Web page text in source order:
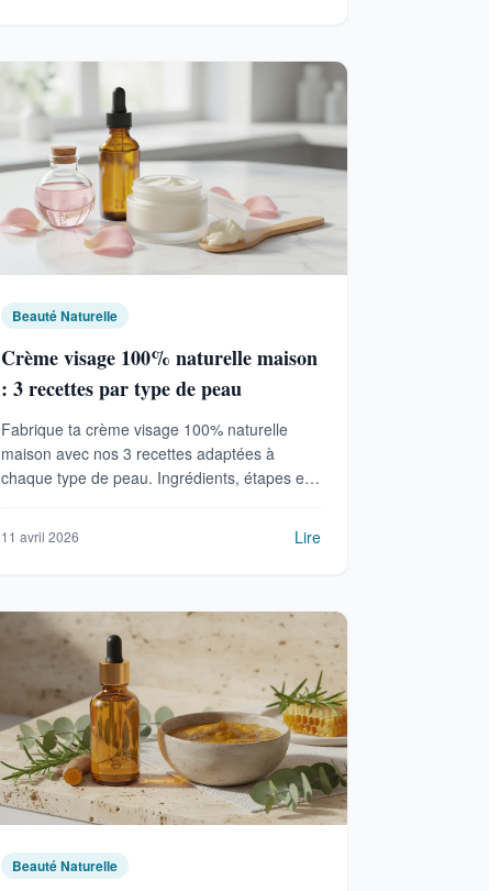
Beauté Naturelle
Crème visage 100% naturelle maison
: 3 recettes par type de peau
Fabrique ta crème visage 100% naturelle
maison avec nos 3 recettes adaptées à
chaque type de peau. Ingrédients, étapes et
11 avril 2026 Lire
Beauté Naturelle